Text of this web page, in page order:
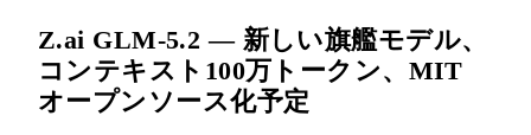
Z.ai GLM-5.2 — 新しい旗艦モデル、
コンテキスト100万トークン、MIT
オープンソース化予定